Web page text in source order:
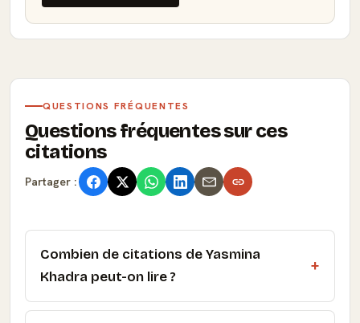
QUESTIONS FRÉQUENTES
Questions fréquentes sur ces
citations
Partager :
Combien de citations de Yasmina
Khadra peut-on lire ?